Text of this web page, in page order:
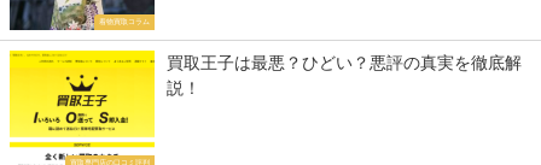
着物買取コラム
買取専門店の口コミ評判
買取王子は最悪？ひどい？悪評の真実を徹底解
説！